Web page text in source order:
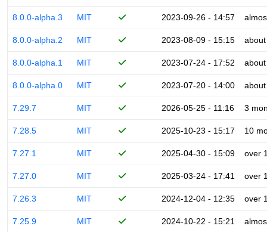
8.0.0-alpha.3 MIT 2023-09-26 - 14:57
8.0.0-alpha.2 MIT 2023-08-09 - 15:15
8.0.0-alpha.1 MIT 2023-07-24 - 17:52
8.0.0-alpha.0 MIT 2023-07-20 - 14:00
7.29.7 MIT 2026-05-25 - 11:16 3
7.28.5 MIT 2025-10-23 - 15:17 10
7.27.1 MIT 2025-04-30 - 15:09 over
7.27.0 MIT 2025-03-24 - 17:41 over
7.26.3 MIT 2024-12-04 - 12:35 over
7.25.9 MIT 2024-10-22 - 15:21